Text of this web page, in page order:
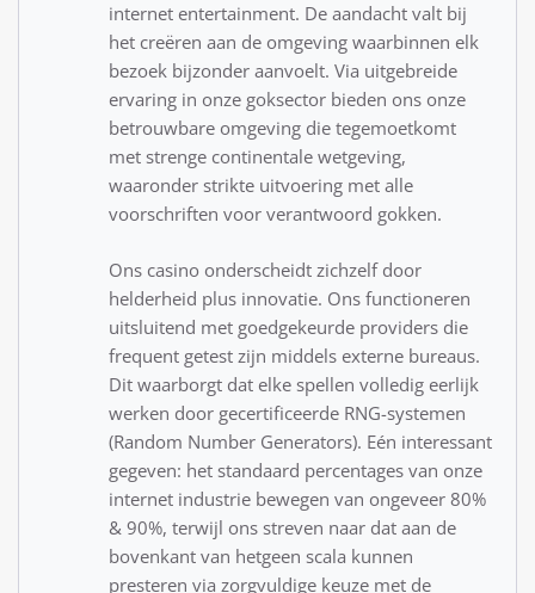
internet entertainment. De aandacht valt bij
het creëren aan de omgeving waarbinnen elk
bezoek bijzonder aanvoelt. Via uitgebreide
ervaring in onze goksector bieden ons onze
betrouwbare omgeving die tegemoetkomt
met strenge continentale wetgeving,
waaronder strikte uitvoering met alle
voorschriften voor verantwoord gokken.
Ons casino onderscheidt zichzelf door
helderheid plus innovatie. Ons functioneren
uitsluitend met goedgekeurde providers die
frequent getest zijn middels externe bureaus.
Dit waarborgt dat elke spellen volledig eerlijk
werken door gecertificeerde RNG-systemen
(Random Number Generators). Eén interessant
gegeven: het standaard percentages van onze
internet industrie bewegen van ongeveer 80%
& 90%, terwijl ons streven naar dat aan de
bovenkant van hetgeen scala kunnen
presteren via zorgvuldige keuze met de